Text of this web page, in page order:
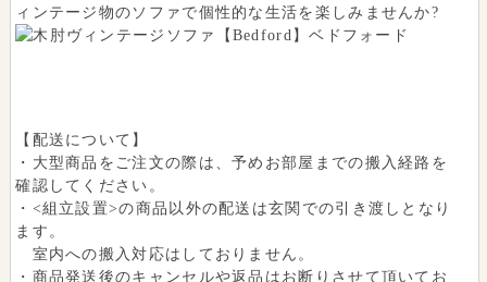
ィンテージ物のソファで個性的な生活を楽しみませんか?
【配送について】
・大型商品をご注文の際は、予めお部屋までの搬入経路を
確認してください。
・<組立設置>の商品以外の配送は玄関での引き渡しとなり
ます。
室内への搬入対応はしておりません。
・商品発送後のキャンセルや返品はお断りさせて頂いてお